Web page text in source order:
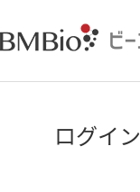
ログイン